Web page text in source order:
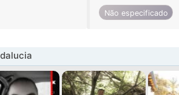
Não especificado